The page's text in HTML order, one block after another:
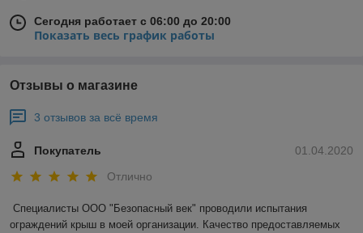
Сегодня работает с 06:00 до 20:00
Показать весь график работы
Отзывы о магазине
3 отзывов за всё время
01.04.2020
Покупатель
Отлично
Специалисты ООО "Безопасный век" проводили испытания
ограждений крыш в моей организации. Качество предоставляемых